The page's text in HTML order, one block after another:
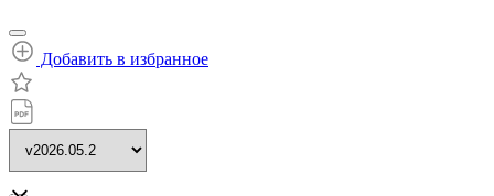
Добавить в избранное